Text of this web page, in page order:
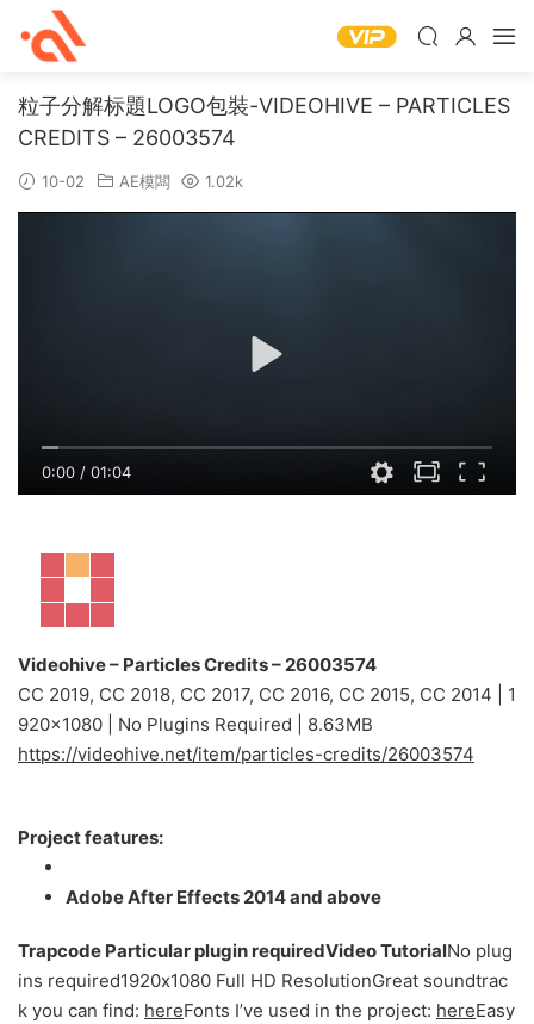
粒子分解标題LOGO包裝-VIDEOHIVE – PARTICLES
CREDITS – 26003574
10-02 AE模闆 1.02k
0:00 / 01:04
Videohive – Particles Credits – 26003574
CC 2019, CC 2018, CC 2017, CC 2016, CC 2015, CC 2014 | 1
920×1080 | No Plugins Required | 8.63MB
https://videohive.net/item/particles-credits/26003574
Project features:
Adobe After Effects 2014 and above
Trapcode Particular plugin requiredVideo TutorialNo plug
ins required1920х1080 Full HD ResolutionGreat soundtrac
k you can find: hereFonts I’ve used in the project: hereEasy